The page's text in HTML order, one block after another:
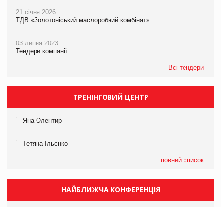
21 січня 2026
ТДВ «Золотоніський маслоробний комбінат»
03 липня 2023
Тендери компанії
Всі тендери
ТРЕНІНГОВИЙ ЦЕНТР
Яна Олентир
Тетяна Ільєнко
повний список
НАЙБЛИЖЧА КОНФЕРЕНЦІЯ